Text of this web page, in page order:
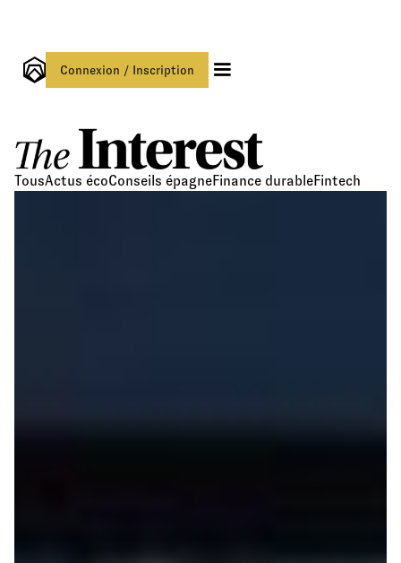
Connexion / Inscription
TousActus écoConseils épagneFinance durableFintech